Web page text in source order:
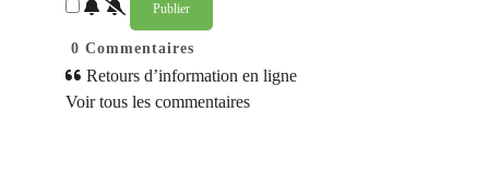
0 Commentaires
Retours d’information en ligne
Voir tous les commentaires